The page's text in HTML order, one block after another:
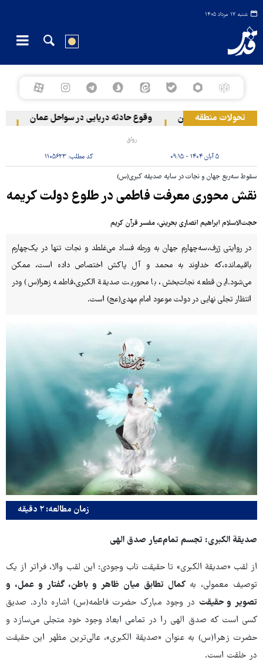
شنبه ۱۷ مرداد ۱۴۰۵
تحولات منطقه
دو منطقه در لبنان وقوع حادثه دریایی در سواحل عمان
رواق
۵ آبان ۱۴۰۴ - ۰۹:۱۵ کد مطلب:۱۱۰۵۶۲۳
سقوط سه‌ربع جهان و نجات در سایه صدیقه کبری(س)
نقش محوری معرفت فاطمی در طلوع دولت کریمه
حجت‌الاسلام ابراهیم انصاری بحرینی، مفسر قرآن کریم
در روایتی ژرف،سه‌چهارم جهان به ورطه فساد می‌غلطد و نجات تنها در یک‌چهارم
باقیمانده،که خداوند به محمد و آل پاکش اختصاص داده است، ممکن
می‌شود.این قطعه نجات‌بخش، با محوریت صدیقة الکبری،فاطمه زهرا(س) ودر
انتظار تجلی نهایی در دولت موعود امام مهدی(عج) است.
زمان مطالعه: ۲ دقیقه
صدیقة الکبری: تجسم تمام‌عیار صدق الهی
از لقب «صدیقة الکبری» تا حقیقت ناب وجودی: این لقب والا، فراتر از یک
توصیف معمولی، بهکمال تطابق میان ظاهر و باطن، گفتار و عمل، و
تصویر و حقیقت در وجود مبارک حضرت فاطمه(س) اشاره دارد. صدیق
کسی است که صدق الهی را در تمامی ابعاد وجود خود متجلی می‌سازد و
حضرت زهرا(س) به عنوان «صدیقة الکبری»، عالی‌ترین مظهر این حقیقت
در خلقت است.